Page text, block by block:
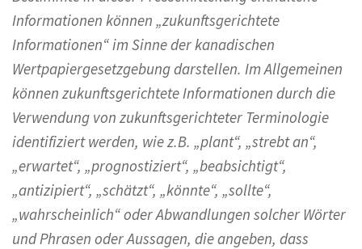
Informationen können „zukunftsgerichtete
Informationen“ im Sinne der kanadischen
Wertpapiergesetzgebung darstellen. Im Allgemeinen
können zukunftsgerichtete Informationen durch die
Verwendung von zukunftsgerichteter Terminologie
identifiziert werden, wie z.B. „plant“, „strebt an“,
„erwartet“, „prognostiziert“, „beabsichtigt“,
„antizipiert“, „schätzt“, „könnte“, „sollte“,
„wahrscheinlich“ oder Abwandlungen solcher Wörter
und Phrasen oder Aussagen, die angeben, dass